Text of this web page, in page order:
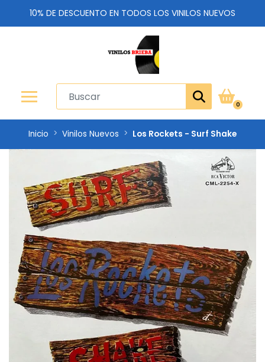
10% DE DESCUENTO EN TODOS LOS VINILOS NUEVOS
0
Inicio Vinilos Nuevos Los Rockets - Surf Shake